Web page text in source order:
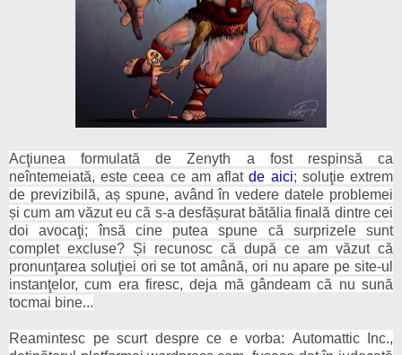
Acţiunea formulată de Zenyth a fost respinsă ca
neîntemeiată, este ceea ce am aflatde aici; soluţie extrem
de previzibilă, aș spune, având în vedere datele problemei
și cum am văzut eu că s-a desfășurat bătălia finală dintre cei
doi avocaţi; însă cine putea spune că surprizele sunt
complet excluse? Și recunosc că după ce am văzut că
pronunţarea soluţiei ori se tot amână, ori nu apare pe site-ul
instanţelor, cum era firesc, deja mă gândeam că nu sună
tocmai bine...
Reamintesc pe scurt despre ce e vorba: Automattic Inc.,